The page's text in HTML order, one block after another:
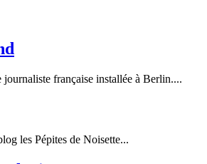
française installée à Berlin....
les Pépites de Noisette...